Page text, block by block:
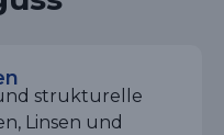
strukturelle
Linsen und